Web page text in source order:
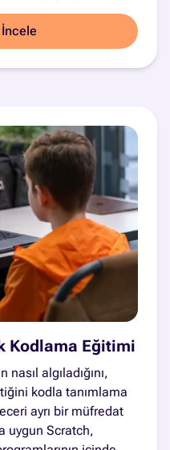
İncele
Kodlama Eğitimi
algıladığını,
kodla tanımlama
ayrı bir müfredat
uygun Scratch,